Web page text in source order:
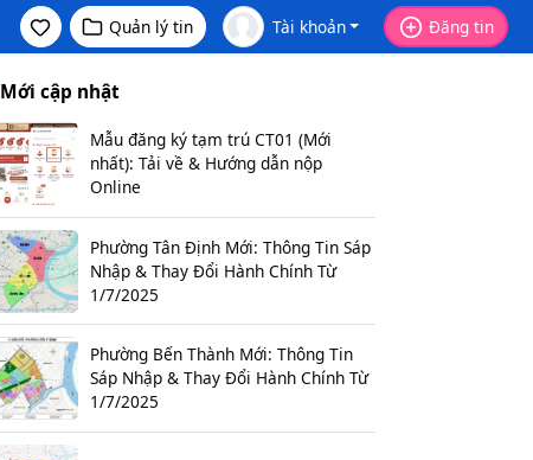
Quản lý tin Tài khoản Đăng tin
Mới cập nhật
Mẫu đăng ký tạm trú CT01 (Mới
nhất): Tải về & Hướng dẫn nộp
Online
Phường Tân Định Mới: Thông Tin Sáp
Nhập & Thay Đổi Hành Chính Từ
1/7/2025
Phường Bến Thành Mới: Thông Tin
Sáp Nhập & Thay Đổi Hành Chính Từ
1/7/2025